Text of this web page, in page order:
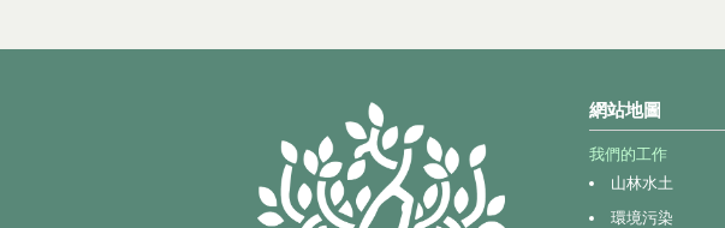
網站地圖
我們的工作
山林水土
環境污染